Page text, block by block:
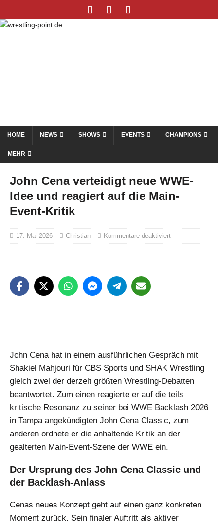
HOME NEWS SHOWS EVENTS CHAMPIONS
MEHR
John Cena verteidigt neue WWE-
Idee und reagiert auf die Main-
Event-Kritik
17. Mai 2026 Christian Kommentare deaktiviert
John Cena hat in einem ausführlichen Gespräch mit
Shakiel Mahjouri für CBS Sports und SHAK Wrestling
gleich zwei der derzeit größten Wrestling-Debatten
beantwortet. Zum einen reagierte er auf die teils
kritische Resonanz zu seiner bei WWE Backlash 2026
in Tampa angekündigten John Cena Classic, zum
anderen ordnete er die anhaltende Kritik an der
gealterten Main-Event-Szene der WWE ein.
Der Ursprung des John Cena Classic und
der Backlash-Anlass
Cenas neues Konzept geht auf einen ganz konkreten
Moment zurück. Sein finaler Auftritt als aktiver